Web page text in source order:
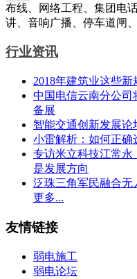
布线、网络工程、集团电
讲、音响广播、停车道闸
行业资讯
2018年建筑业这些新
中国电信云南分公司
备展
智能交通创新发展论
小雷解析：如何正确
专访米立科技江常永
是发展方向
泛珠三角军民融合无
更多...
友情链接
弱电施工
弱电论坛